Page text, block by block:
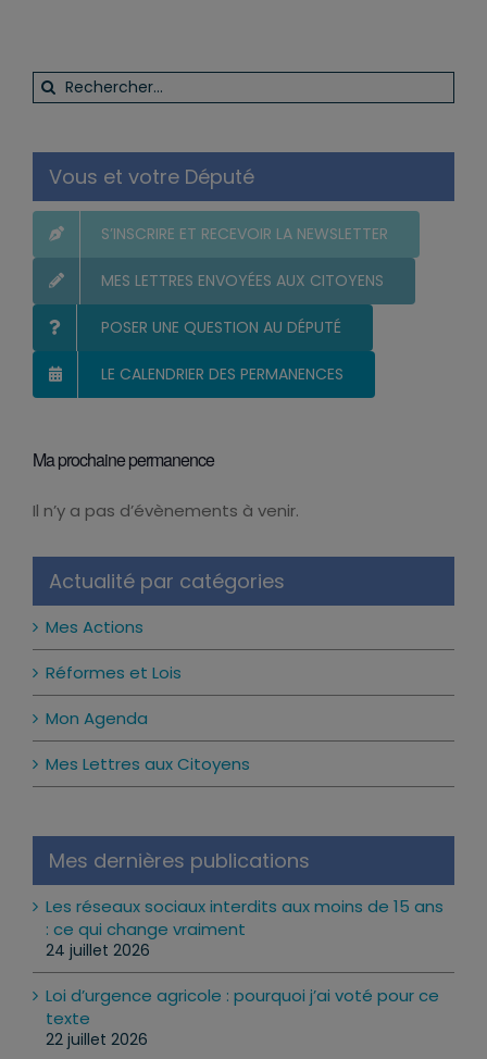
Rechercher:
Vous et votre Député
S’INSCRIRE ET RECEVOIR LA NEWSLETTER
MES LETTRES ENVOYÉES AUX CITOYENS
POSER UNE QUESTION AU DÉPUTÉ
LE CALENDRIER DES PERMANENCES
Ma prochaine permanence
Notice
Il n’y a pas d’évènements à venir.
Actualité par catégories
Mes Actions
Réformes et Lois
Mon Agenda
Mes Lettres aux Citoyens
Mes dernières publications
Les réseaux sociaux interdits aux moins de 15 ans
: ce qui change vraiment
24 juillet 2026
Loi d’urgence agricole : pourquoi j’ai voté pour ce
texte
22 juillet 2026